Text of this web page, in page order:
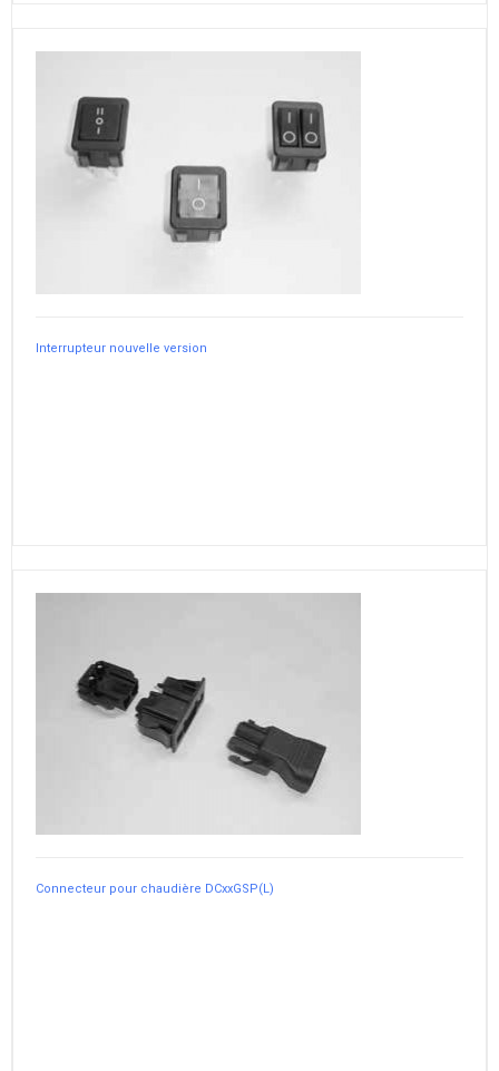
Interrupteur nouvelle version
Connecteur pour chaudière DCxxGSP(L)